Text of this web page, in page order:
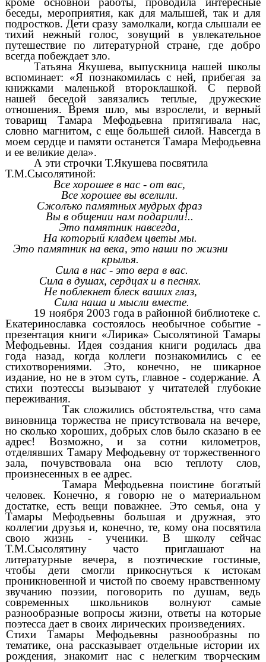
беседы, мероприятия, как для малышей, так и для
подростков. Дети сразу замолкали, когда слышали ее
тихий нежный голос, зовущий в увлекательное
путешествие по литературной стране, где добро
всегда побеждает зло.
Татьяна Якушева, выпускница нашей школы
вспоминает: «Я познакомилась с ней, прибегая за
книжками маленькой второклашкой. С первой
нашей беседой завязались теплые, дружеские
отношения. Время шло, мы взрослели, и верный
товарищ Тамара Мефодьевна притягивала нас,
словно магнитом, с еще большей силой. Навсегда в
моем сердце и памяти останется Тамара Мефодьевна
и ее великие дела».
А эти строчки Т.Якушева посвятила
Т.М.Сысолятиной:
Все хорошее в нас - от вас,
Все хорошее вы вселили.
Сжолъко памятных мудрых фраз
Вы в общении нам подарили!..
Это памятник навсегда,
На который кладем цветы мы.
Это памятник на века, это наши по жизни
крылья.
Сила в нас - это вера в вас.
Сила в душах, сердцах и в песнях.
Не поблекнет блеск ваших глаз,
Сила наша и мысли вместе.
19 ноября 2003 года в районной библиотеке с.
Екатеринославка состоялось необычное событие -
презентация книги «Лирика» Сысолятиной Тамары
Мефодьевны. Идея создания книги родилась два
года назад, когда коллеги познакомились с ее
стихотворениями. Это, конечно, не шикарное
издание, но не в этом суть, главное - содержание. А
стихи поэтессы вызывают у читателей глубокие
переживания.
Так сложились обстоятельства, что сама
виновница торжества не присутствовала на вечере,
но сколько хороших, добрых слов было сказано в ее
адрес! Возможно, и за сотни километров,
отделявших Тамару Мефодьевну от торжественного
зала, почувствовала она всю теплоту слов,
произнесенных в ее адрес.
Тамара Мефодьевна поистине богатый
человек. Конечно, я говорю не о материальном
достатке, есть вещи поважнее. Это семья, она у
Тамары Мефодьевны большая и дружная, это
коллегии друзья и, конечно, те, кому она посвятила
свою жизнь - ученики. В школу сейчас
Т.М.Сысолятину часто приглашают на
литературные вечера, в поэтические гостиные,
чтобы дети смогли прикоснуться к истокам
проникновенной и чистой по своему нравственному
звучанию поэзии, поговорить по душам, ведь
современных школьников волнуют самые
разнообразные вопросы жизни, ответы на которые
поэтесса дает в своих лирических произведениях.
Стихи Тамары Мефодьевны разнообразны по
тематике, она рассказывает отдельные истории их
рождения, знакомит нас с нелегким творческим